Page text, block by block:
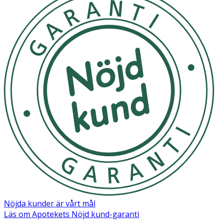
- Fri från BPA
- Tillverkad i Sverige
- 1-pack
Förvaring och skötsel
Förvaras torrt. Tål diskmaskin.
Nöjda kunder är vårt mål
Läs om Apotekets Nöjd kund-garanti